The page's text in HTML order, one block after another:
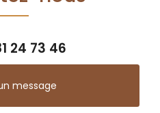
24 73 46
message